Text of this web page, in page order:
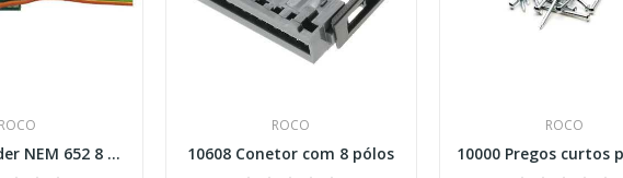
10894 Decoder NEM 652 8 pin
ROCO
10608 Conetor com 8 pólos
ROCO